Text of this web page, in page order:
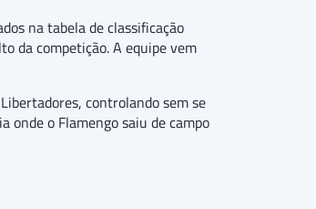
na tabela de classificação
da competição. A equipe vem
controlando sem se
onde o Flamengo saiu de campo